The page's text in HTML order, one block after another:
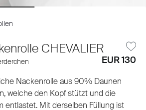
CHEVALIER
EUR 130
Nackenrolle aus 90% Daunen
welche den Kopf stützt und die
entlastet. Mit derselben Füllung ist